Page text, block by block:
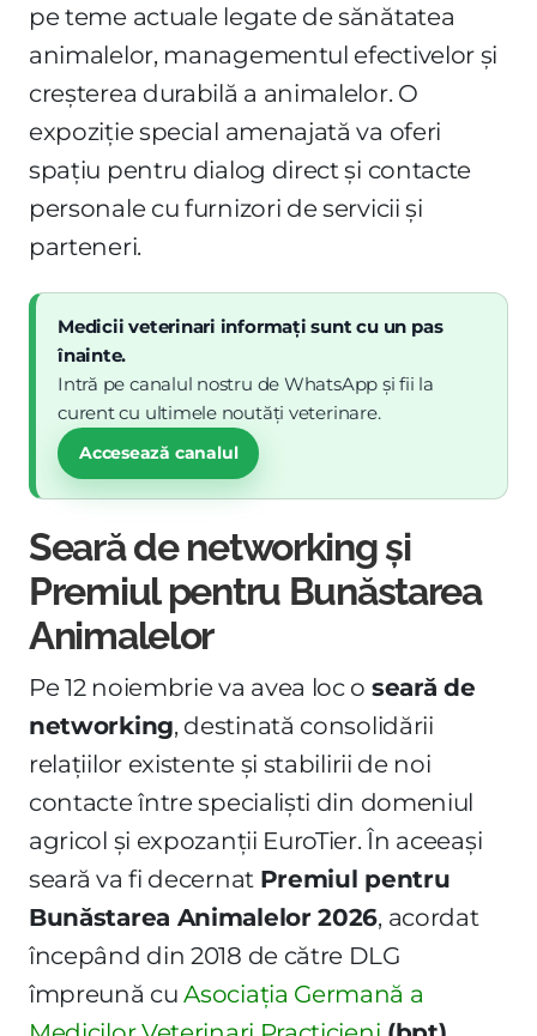
pe teme actuale legate de sănătatea
animalelor, managementul efectivelor și
creșterea durabilă a animalelor. O
expoziție special amenajată va oferi
spațiu pentru dialog direct și contacte
personale cu furnizori de servicii și
parteneri.
Medicii veterinari informați sunt cu un pas
înainte.
Intră pe canalul nostru de WhatsApp și fii la
curent cu ultimele noutăți veterinare.
Accesează canalul
Seară de networking și
Premiul pentru Bunăstarea
Animalelor
Pe 12 noiembrie va avea loc o seară de
networking, destinată consolidării
relațiilor existente și stabilirii de noi
contacte între specialiști din domeniul
agricol și expozanții EuroTier. În aceeași
seară va fi decernat Premiul pentru
Bunăstarea Animalelor 2026, acordat
începând din 2018 de către DLG
împreună cuAsociația Germană a